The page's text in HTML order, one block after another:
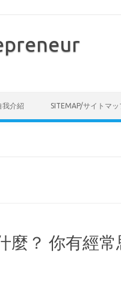
我介紹 SITEMAP/サイトマ
麼？ 你有經